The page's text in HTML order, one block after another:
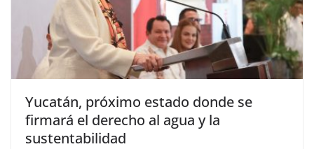
Yucatán, próximo estado donde se
firmará el derecho al agua y la
sustentabilidad